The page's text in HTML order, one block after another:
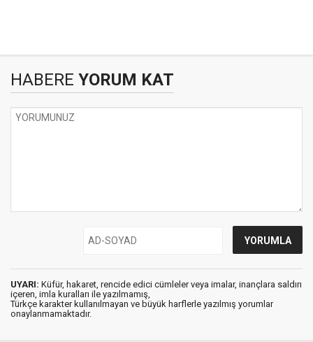
HABERE YORUM KAT
UYARI: Küfür, hakaret, rencide edici cümleler veya imalar, inançlara saldırı
içeren, imla kuralları ile yazılmamış,
Türkçe karakter kullanılmayan ve büyük harflerle yazılmış yorumlar
onaylanmamaktadır.